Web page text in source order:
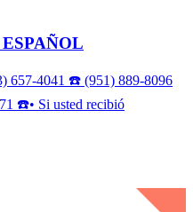
657-4041 ☎️ (951) 889-8096
☎️• Si usted recibió